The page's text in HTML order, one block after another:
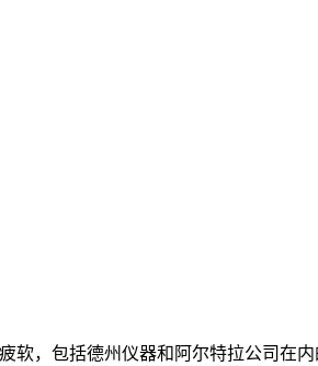
软，包括德州仪器和阿尔特拉公司在